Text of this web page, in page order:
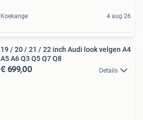
Koekange 4 aug 26
19 / 20 / 21 / 22 inch Audi look velgen A4
A5 A6 Q3 Q5 Q7 Q8
€ 699,00 Details